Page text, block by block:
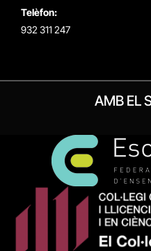
Telèfon:
932 311 247
AMB EL